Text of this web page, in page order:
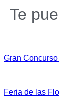
Te
Gran
Feria de las